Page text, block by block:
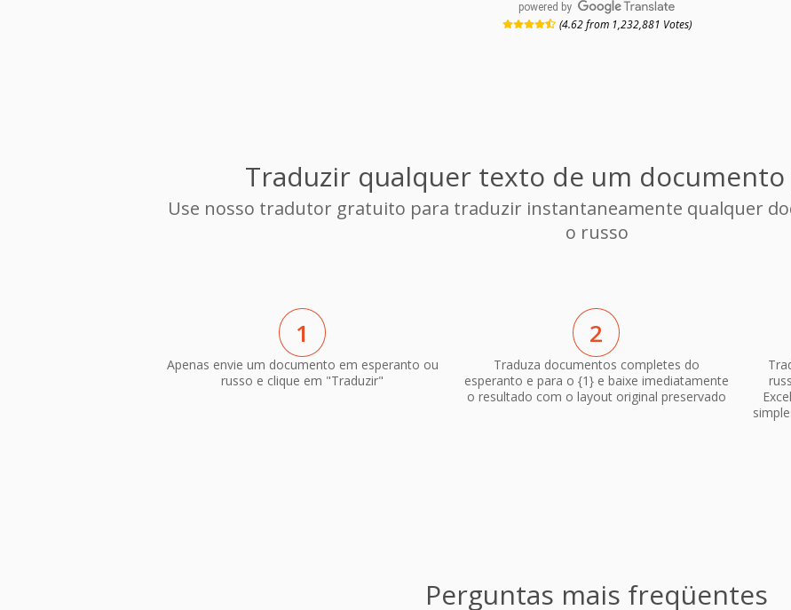
powered by
(4.62 from 1,232,881 Votes)
Traduzir qualquer texto de um documento
Use nosso tradutor gratuito para traduzir instantaneamente qualquer
o russo
1
Apenas envie um documento em esperanto ou
russo e clique em "Traduzir"
2
Traduza documentos completes do
esperanto e para o {1} e baixe imediatamente
o resultado com o layout original preservado
Perguntas mais freqüentes